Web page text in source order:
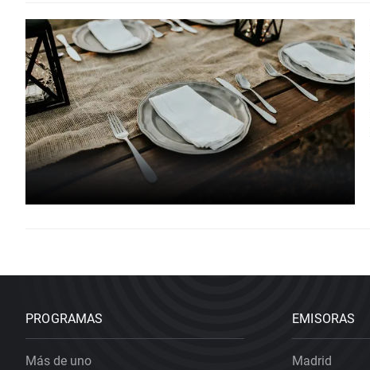
PROGRAMAS
Más de uno
EMISORAS
Madrid